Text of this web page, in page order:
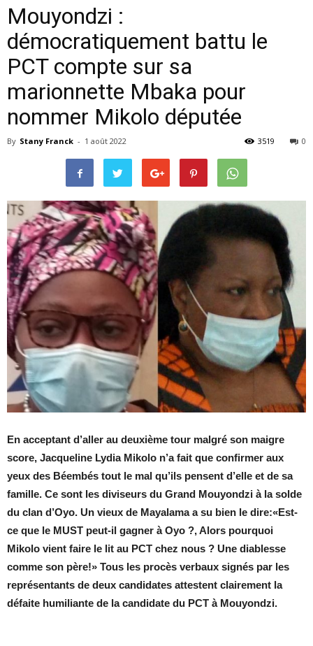
Mouyondzi :
démocratiquement battu le
PCT compte sur sa
marionnette Mbaka pour
nommer Mikolo députée
By Stany Franck - 1 août 2022 0
3519
En acceptant d’aller au deuxième tour malgré son maigre
score, Jacqueline Lydia Mikolo n’a fait que confirmer aux
yeux des Béembés tout le mal qu’ils pensent d’elle et de sa
famille. Ce sont les diviseurs du Grand Mouyondzi à la solde
du clan d’Oyo. Un vieux de Mayalama a su bien le dire:«Est-
ce que le MUST peut-il gagner à Oyo ?, Alors pourquoi
Mikolo vient faire le lit au PCT chez nous ? Une diablesse
comme son père!» Tous les procès verbaux signés par les
représentants de deux candidates attestent clairement la
défaite humiliante de la candidate du PCT à Mouyondzi.